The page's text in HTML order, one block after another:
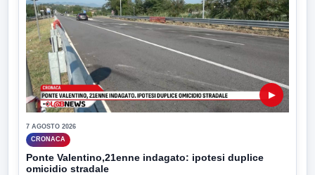
▶
7 AGOSTO 2026
CRONACA
Ponte Valentino,21enne indagato: ipotesi duplice
omicidio stradale